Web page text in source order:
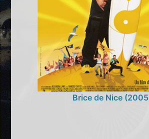
Brice de Nice